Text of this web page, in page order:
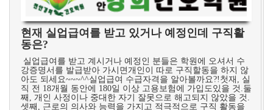
현재 실업급여를 받고 있거나 예정인데 구직활
동은?
실업급여를 받고 계시거나 예정인 분들은 학원에 오셔서 수
강증명서를 발급받아 가시면개인이 따로 구직할동을 하지 않
아도 되세요~~~^^실업급여 수급자격을 알아볼까요?!첫재, 실
직 전 18개월 동안에 180일 이상 고용보험에 가입도있을 것.둘
째, 개인 사정이나 중대한 자기 잘못으로 해고되지 않았을 것.
셋째, 근로의 의사와 능력을 가지고 적극적으로 구직 활동을